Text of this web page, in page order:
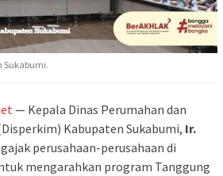
Sukabumi.
— Kepala Dinas Perumahan dan
Kabupaten Sukabumi, Ir.
perusahaan-perusahaan di
mengarahkan program Tanggung